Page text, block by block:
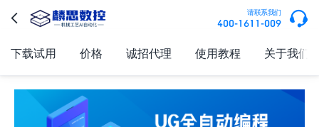
 请联系我们
400-1611-009 
下载试用 价格 诚招代理 使用教程 关于我们